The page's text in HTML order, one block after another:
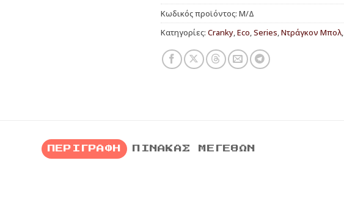
Κωδικός προϊόντος: Μ/Δ
Κατηγορίες: Cranky,Eco,Series,Ντράγκον Μπολ,
ΠΕΡΙΓΡΑΦΉ ΠΊΝΑΚΑΣ ΜΕΓΕΘΏΝ